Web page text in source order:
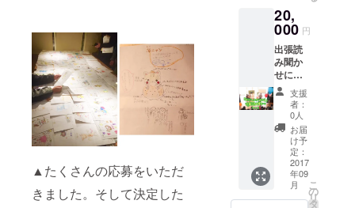
▲たくさんの応募をいただ
きました。そして決定した
ぎたて
の風味
のま
ま、
糖・酸
のバラ
ンスよ
く仕上
げて出
荷する
貯蔵み
かんで
す。 ま
た、橘
本神社
いま
す。
「蔵出
しみか
ん」は
収穫し
たみか
んを土
壁の蔵
に貯蔵
し、厳
正な温
度・湿
度管
理、品
質
す。 ●
下津み
かんに
ついて
江戸時
代の商
人、紀
伊国屋
文左衛
門は、
下津港
から船
出し、
嵐を乗
り越え
て江戸
20,
000 円
出張読
み聞か
せにつ
いては
近隣
（和歌
山市・
有田・
海南
市・岩
出市・
紀美
野）を
支援
者：
0人
お届
け予
定：
2017
年09
月
こ
の
リ
タ